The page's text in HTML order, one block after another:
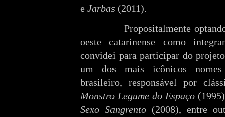
e Jarbas (2011).
Propositalmente
oeste catarinense como
convidei para participar do
um dos mais icônicos nomes
brasileiro, responsável por
Monstro Legume do Espaço
Sexo Sangrento (2008), entre